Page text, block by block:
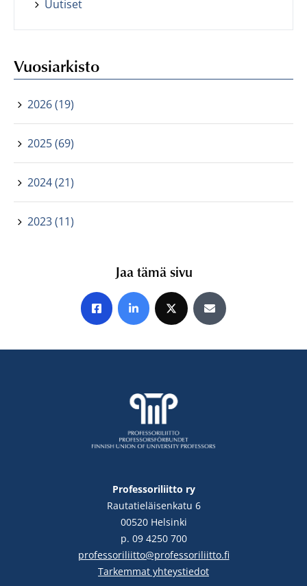
Uutiset
Vuosiarkisto
2026 (19)
2025 (69)
2024 (21)
2023 (11)
Jaa tämä sivu
Jaa Facebookissa
Jaa LinkedInissä
Jaa X:ssäJaa sähköpostitse
Professoriliitto ry
Rautatieläisenkatu 6
00520 Helsinki
p. 09 4250 700
professoriliitto@professoriliitto.fi
Tarkemmat yhteystiedot